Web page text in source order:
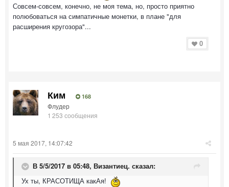
Совсем-совсем, конечно, не моя тема, но, просто приятно
полюбоваться на симпатичные монетки, в плане "для
расширения кругозора"...
0
Ким 168
Флудер
1 253 сообщения
5 мая 2017, 14:07:42
В 5/5/2017 в 05:48, Византиец. сказал:
Ух ты, КРАСОТИЩА какАя!